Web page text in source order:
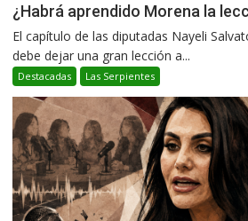
¿Habrá aprendido Morena la
El capítulo de las diputadas Nayeli
debe dejar una gran lección a...
Destacadas Las Serpientes